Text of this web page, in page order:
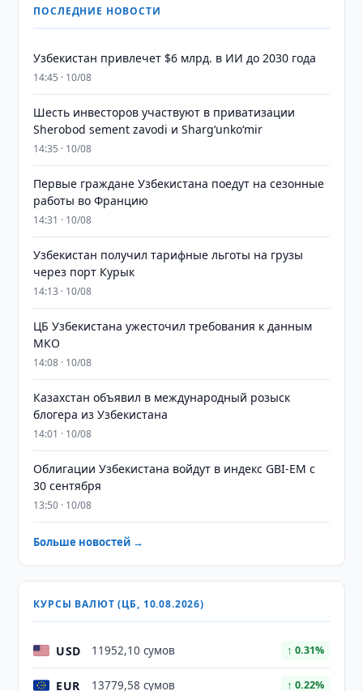
ПОСЛЕДНИЕ НОВОСТИ
Узбекистан привлечет $6 млрд. в ИИ до 2030 года
14:45 · 10/08
Шесть инвесторов участвуют в приватизации
Sherobod sement zavodi и Shargʻunkoʻmir
14:35 · 10/08
Первые граждане Узбекистана поедут на сезонные
работы во Францию
14:31 · 10/08
Узбекистан получил тарифные льготы на грузы
через порт Курык
14:13 · 10/08
ЦБ Узбекистана ужесточил требования к данным
МКО
14:08 · 10/08
Казахстан объявил в международный розыск
блогера из Узбекистана
14:01 · 10/08
Облигации Узбекистана войдут в индекс GBI-EM с
30 сентября
13:50 · 10/08
Больше новостей →
КУРСЫ ВАЛЮТ (ЦБ, 10.08.2026)
USD 11952,10 сумов ↑ 0.31%
EUR 13779,58 сумов ↑ 0.22%